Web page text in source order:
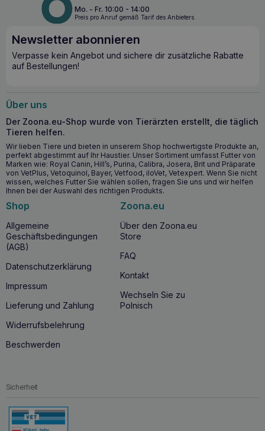
Mo. - Fr. 10:00 - 14:00
Preis pro Anruf gemäß Tarif des Anbieters.
Newsletter abonnieren
Verpasse kein Angebot und sichere dir zusätzliche Rabatte
auf Bestellungen!
Über uns
Der Zoona.eu-Shop wurde von Tierärzten erstellt, die täglich
Tieren helfen.
Wir lieben Tiere und bieten in unserem Shop hochwertigste Produkte an,
perfekt abgestimmt auf Ihr Haustier. Unser Sortiment umfasst Futter von
Marken wie: Royal Canin, Hill’s, Purina, Calibra, Josera, Brit und Präparate
von VetPlus, Vetoquinol, Bayer, Vetfood, iloVet, Vetexpert. Wenn Sie nicht
wissen, welches Futter Sie wählen sollen, fragen Sie uns und wir helfen
Ihnen bei der Auswahl des richtigen Produkts.
Shop
Allgemeine
Geschäftsbedingungen
(AGB)
Datenschutzerklärung
Impressum
Lieferung und Zahlung
Widerrufsbelehrung
Beschwerden
Zoona.eu
Über den Zoona.eu
Store
FAQ
Kontakt
Wechseln Sie zu
Polnisch
Sicherheit